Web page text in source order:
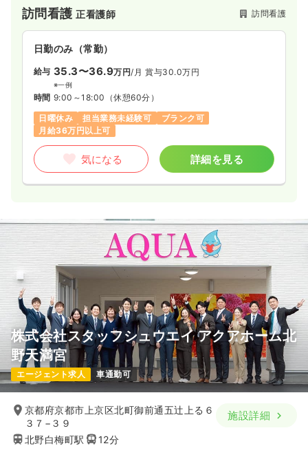
訪問看護正看護師 訪問看護
日勤のみ（常勤）
給与 35.3〜36.9万円/月 賞与30.0万円
※一例
時間 9:00～18:00 （休憩60分）
日曜休み
担当業務未経験可
ブランク可
月給36万円以上可
気になる 詳細を見る
株式会社スタッフシュウエイ アクアホーム北
野天満宮
エージェント求人 車通勤可
京都府京都市上京区北町御前通五辻上る６
３７−３９
北野白梅町駅
12分
施設詳細